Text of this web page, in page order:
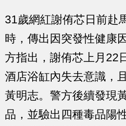
31歲網紅謝侑芯日前赴
時，傳出因突發性健康
方指出，謝侑芯上月22
酒店浴缸內失去意識，
黃明志。警方後續發現
品，並驗出四種毒品陽